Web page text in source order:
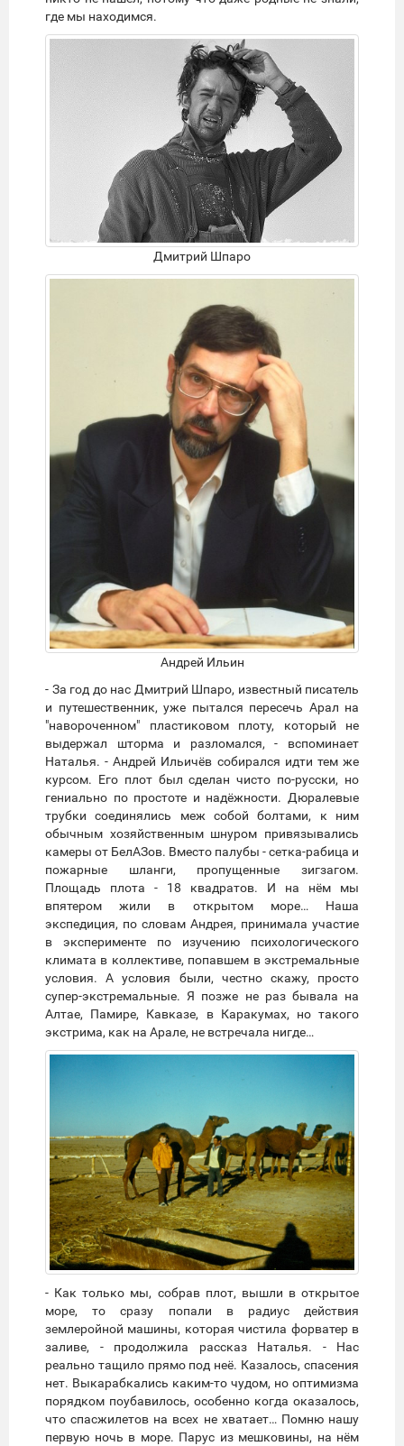
где мы находимся.
Дмитрий Шпаро
Андрей Ильин
- За год до нас Дмитрий Шпаро, известный писатель
и путешественник, уже пытался пересечь Арал на
"навороченном" пластиковом плоту, который не
выдержал шторма и разломался, - вспоминает
Наталья. - Андрей Ильичёв собирался идти тем же
курсом. Его плот был сделан чисто по-русски, но
гениально по простоте и надёжности. Дюралевые
трубки соединялись меж собой болтами, к ним
обычным хозяйственным шнуром привязывались
камеры от БелАЗов. Вместо палубы - сетка-рабица и
пожарные шланги, пропущенные зигзагом.
Площадь плота - 18 квадратов. И на нём мы
впятером жили в открытом море… Наша
экспедиция, по словам Андрея, принимала участие
в эксперименте по изучению психологического
климата в коллективе, попавшем в экстремальные
условия. А условия были, честно скажу, просто
супер-экстремальные. Я позже не раз бывала на
Алтае, Памире, Кавказе, в Каракумах, но такого
экстрима, как на Арале, не встречала нигде…
- Как только мы, собрав плот, вышли в открытое
море, то сразу попали в радиус действия
землеройной машины, которая чистила форватер в
заливе, - продолжила рассказ Наталья. - Нас
реально тащило прямо под неё. Казалось, спасения
нет. Выкарабкались каким-то чудом, но оптимизма
порядком поубавилось, особенно когда оказалось,
что спасжилетов на всех не хватает… Помню нашу
первую ночь в море. Парус из мешковины, на нём